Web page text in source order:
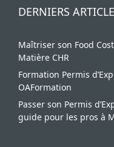
DERNIERS
Maîtriser son Food
Matière CHR
Formation Permis
OAFormation
Passer son Permis
guide pour les pros à